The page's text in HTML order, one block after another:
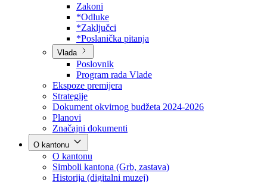
Poslovnik
Program rada Skupštine
Budžet 2026
Zakoni
*Odluke
*Zaključci
*Poslanička pitanja
Vlada
Poslovnik
Program rada Vlade
Ekspoze premijera
Strategije
Dokument okvirnog budžeta 2024-2026
Planovi
Značajni dokumenti
O kantonu